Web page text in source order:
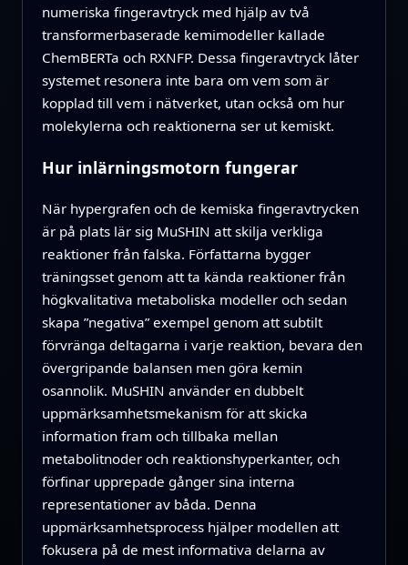
numeriska fingeravtryck med hjälp av två
transformerbaserade kemimodeller kallade
ChemBERTa och RXNFP. Dessa fingeravtryck låter
systemet resonera inte bara om vem som är
kopplad till vem i nätverket, utan också om hur
molekylerna och reaktionerna ser ut kemiskt.
Hur inlärningsmotorn fungerar
När hypergrafen och de kemiska fingeravtrycken
är på plats lär sig MuSHIN att skilja verkliga
reaktioner från falska. Författarna bygger
träningsset genom att ta kända reaktioner från
högkvalitativa metaboliska modeller och sedan
skapa ”negativa” exempel genom att subtilt
förvränga deltagarna i varje reaktion, bevara den
övergripande balansen men göra kemin
osannolik. MuSHIN använder en dubbelt
uppmärksamhetsmekanism för att skicka
information fram och tillbaka mellan
metabolitnoder och reaktionshyperkanter, och
förfinar upprepade gånger sina interna
representationer av båda. Denna
uppmärksamhetsprocess hjälper modellen att
fokusera på de mest informativa delarna av